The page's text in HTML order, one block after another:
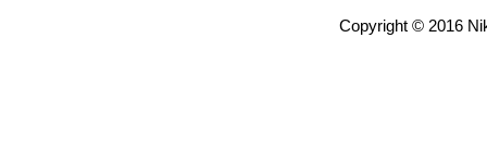
Copyright © 2016